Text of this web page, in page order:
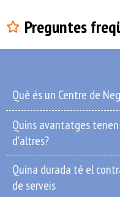
Preguntes
Què és un Centre de
Quins avantatges
d'altres?
Quina durada té el
de serveis